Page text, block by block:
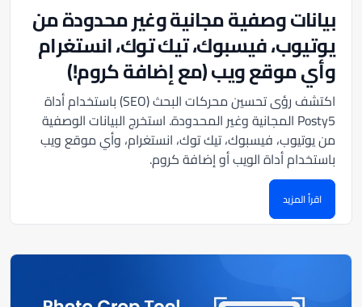
بيانات وصفية مجانية وغير محدودة من
يوتيوب، فيسبوك، تيك توك، انستغرام
وأي موقع ويب (مع إضافة كروم!)
اكتشف رؤى تحسين محركات البحث (SEO) باستخدام أداة
Posty5 المجانية وغير المحدودة. استخرج البيانات الوصفية
من يوتيوب، فيسبوك، تيك توك، انستغرام، وأي موقع ويب
باستخدام أداة الويب أو إضافة كروم.
اقرأ المزيد